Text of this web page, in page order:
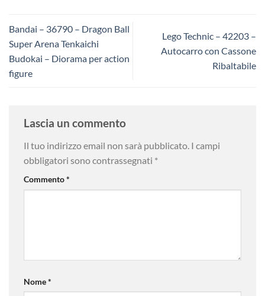
Bandai – 36790 – Dragon Ball
Super Arena Tenkaichi
Budokai – Diorama per action
figure
Lego Technic – 42203 –
Autocarro con Cassone
Ribaltabile
Lascia un commento
Il tuo indirizzo email non sarà pubblicato. I campi
obbligatori sono contrassegnati *
Commento*
Nome*